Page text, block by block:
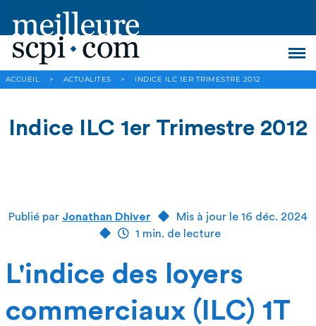
ACCUEIL > ACTUALITES > INDICE ILC 1ER TRIMESTRE 2012
Indice ILC 1er Trimestre 2012
Publié par Jonathan Dhiver
Mis à jour le 16 déc. 2024
1 min. de lecture
L'indice des loyers
commerciaux (ILC) 1T